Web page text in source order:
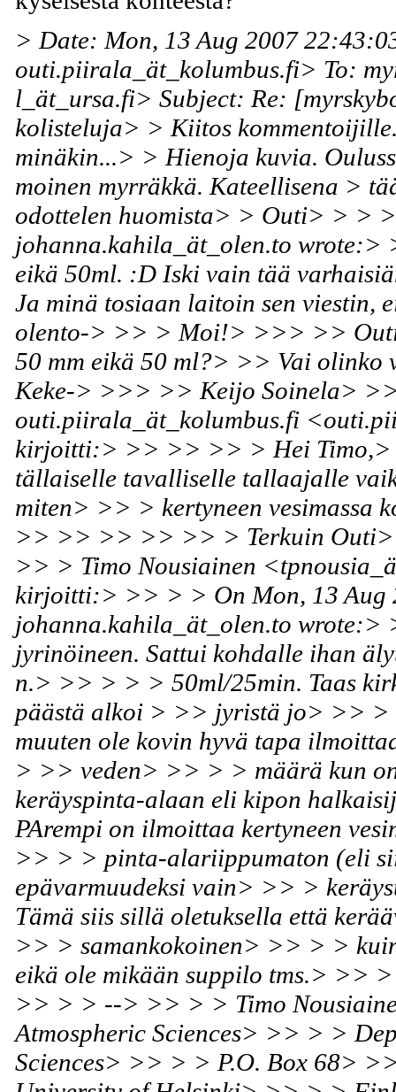
> Date: Mon, 13 Aug 2007
outi.piirala_ät_kolumbus.fi> To:
l_ät_ursa.fi> Subject: Re:
kolisteluja> > Kiitos
minäkin...> > Hienoja kuvia.
moinen myrräkkä. Kateellisena >
odottelen huomista> > Outi> > >
johanna.kahila_ät_olen.to wrote:>
eikä 50ml. :D Iski vain tää
Ja minä tosiaan laitoin sen viestin,
olento-> >> > Moi!> >>> >>
50 mm eikä 50 ml?> >> Vai
Keke-> >>> >> Keijo Soinela>
outi.piirala_ät_kolumbus.fi
kirjoitti:> >> >> >> > Hei
tällaiselle tavalliselle tallaajalle
miten> >> > kertyneen vesimassa
>> >> >> >> >> > Terkuin
>> > Timo Nousiainen
kirjoitti:> >> > > On Mon, 13 Aug
johanna.kahila_ät_olen.to
jyrinöineen. Sattui kohdalle ihan
n.> >> > > > 50ml/25min. Taas
päästä alkoi > >> jyristä jo> >>
muuten ole kovin hyvä tapa
> >> veden> >> > > määrä kun
keräyspinta-alaan eli kipon
PArempi on ilmoittaa kertyneen
>> > > pinta-alariippumaton (eli
epävarmuudeksi vain> >> >
Tämä siis sillä oletuksella että
>> > samankokoinen> >> > >
eikä ole mikään suppilo tms.>
>> > > --> >> > > Timo
Atmospheric Sciences> >> > >
Sciences> >> > > P.O. Box 68>